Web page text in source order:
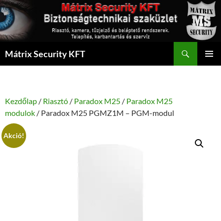
Kilépés
tartalomba
Mátrix Security KFT
Kezdőlap / Riasztó / Paradox M25 / Paradox M25
modulok / Paradox M25 PGMZ1M – PGM-modul
Akció!